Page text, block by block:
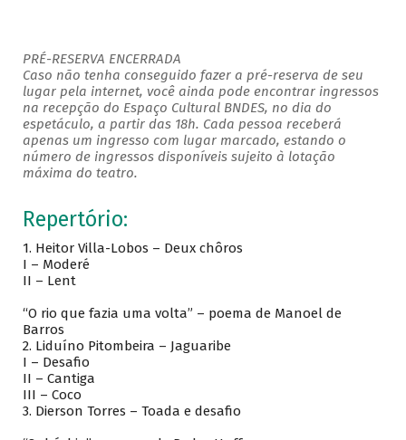
PRÉ-RESERVA ENCERRADA
Caso não tenha conseguido fazer a pré-reserva de seu
lugar pela internet, você ainda pode encontrar ingressos
na recepção do Espaço Cultural BNDES, no dia do
espetáculo, a partir das 18h. Cada pessoa receberá
apenas um ingresso com lugar marcado, estando o
número de ingressos disponíveis sujeito à lotação
máxima do teatro.
Repertório:
1. Heitor Villa-Lobos – Deux chôros
I – Moderé
II – Lent
“O rio que fazia uma volta” – poema de Manoel de
Barros
2. Liduíno Pitombeira – Jaguaribe
I – Desafio
II – Cantiga
III – Coco
3. Dierson Torres – Toada e desafio